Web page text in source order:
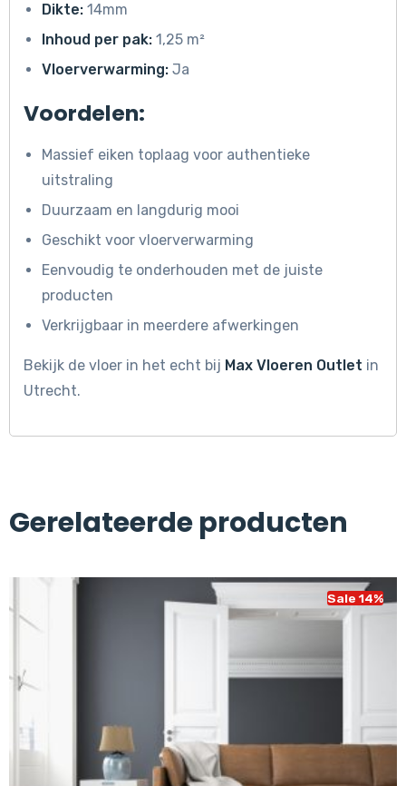
Dikte: 14mm
Inhoud per pak: 1,25 m²
Vloerverwarming: Ja
Voordelen:
Massief eiken toplaag voor authentieke
uitstraling
Duurzaam en langdurig mooi
Geschikt voor vloerverwarming
Eenvoudig te onderhouden met de juiste
producten
Verkrijgbaar in meerdere afwerkingen
Bekijk de vloer in het echt bij Max Vloeren Outlet in
Utrecht.
Gerelateerde producten
Sale 14%